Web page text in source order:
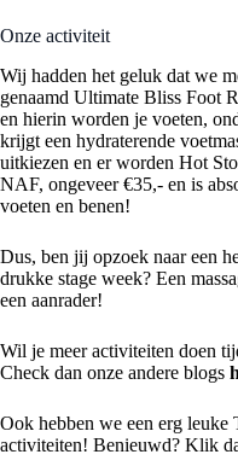
Onze activiteit
Wij hadden het geluk dat we
genaamd Ultimate Bliss Foot
en hierin worden je voeten,
krijgt een hydraterende
uitkiezen en er worden Hot
NAF, ongeveer €35,- en is
voeten en benen!
Dus, ben jij opzoek naar een
drukke stage week? Een
een aanrader!
Wil je meer activiteiten doen
Check dan onze andere blogs
Ook hebben we een erg leuke
activiteiten! Benieuwd? Klik